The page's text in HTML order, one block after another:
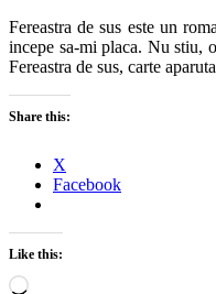
Fereastra de sus este un
incepe sa-mi placa. Nu stiu,
Fereastra de sus, carte
Share this:
X
Facebook
Like this:
Loading…